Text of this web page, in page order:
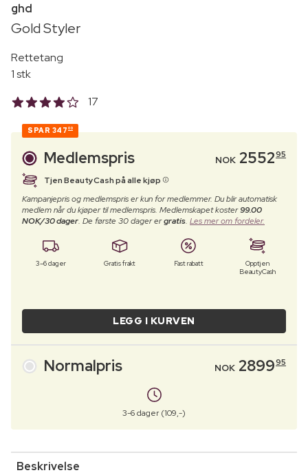
ghd
Gold Styler
Rettetang
1 stk
17
SPAR 347 00
Medlemspris NOK 255295
Tjen BeautyCash på alle kjøp
Kampanjepris og medlemspris er kun for medlemmer. Du blir automatisk
medlem når du kjøper til medlemspris. Medlemskapet koster99.00
NOK/30 dager. De første 30 dager ergratis. Les mer om fordeler.
3–6 dager Gratis frakt Fast rabatt
Opptjen
BeautyCash
LEGG I KURVEN
Normalpris NOK 289995
3-6 dager (109,-)
Beskrivelse